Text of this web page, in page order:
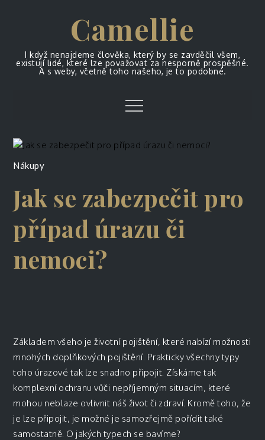
Camellie
I když nenajdeme člověka, který by se zavděčil všem,
existují lidé, které lze považovat za nesporně prospěšné.
A s weby, včetně toho našeho, je to podobné.
Menu
Nákupy
Jak se zabezpečit pro
případ úrazu či
nemoci?
Základem všeho je životní pojištění, které nabízí možnosti
mnohých doplňkových pojištění. Prakticky všechny typy
toho úrazové tak lze snadno připojit. Získáme tak
komplexní ochranu vůči nepříjemným situacím, které
mohou neblaze ovlivnit náš život či zdraví. Kromě toho, že
je lze připojit, je možné je samozřejmě pořídit také
samostatně. O jakých typech se bavíme?